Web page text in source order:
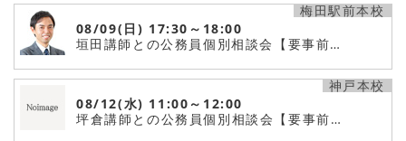
08/09(日) 17:30～18:00
垣田講師との公務員個別相談会【要事前…
梅田駅前本校
08/12(水) 11:00～12:00
坪倉講師との公務員個別相談会【要事前…
神戸本校